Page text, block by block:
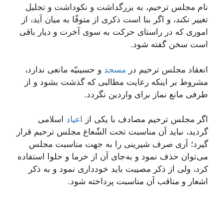
نام مجلس ترحیم، به بزرگداشت و نکوداشت و تجلیل
تغییر نکند، و اگر بنا است ذکری از متوفّا به میان آید، از
اموری که در راستای حرکت به سوی آخرت و دیار باقی
است سخن گفته شود.
انعقاد مجلس ترحیم در مسجد و حسینیّه مانعی ندارد،
مشروط بر اینکه رعایت مطالبی که گذشت بشود و از
طرفی مانع نماز برای واردین نگردد.
اگر مجلس ترحیم مصادف با یکی از اعیاد اسلامی
گردید، نباید آن مناسبت تحت الشّعاع مجلس ترحیم قرار
گیرد؛ آری صرف شیرینی را به جهت مناسبت مجلس
می‌توان حذف نمود و به‌جای آن از خرما و حلوا استفاده
کرد، ولی از ذکر مصیبت باید خودداری نمود و به ذکر
اشعار و مناقب آن مناسبت پرداخته شود.